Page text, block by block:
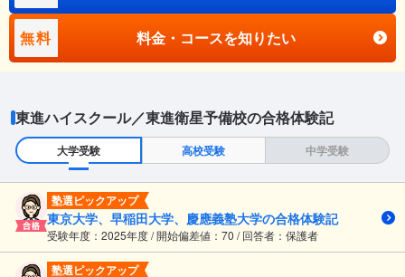
無料 料金・コースを知りたい
東進ハイスクール／東進衛星予備校の合格体験記
大学受験 高校受験 中学受験
塾選ピックアップ
東京大学、早稲田大学、慶應義塾大学の合格体験記
受験年度：2025年度 / 開始偏差値：70 / 回答者：保護者
塾選ピックアップ